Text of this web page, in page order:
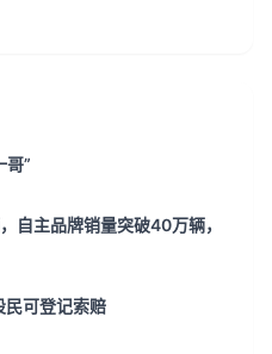
哥”
自主品牌销量突破40万辆，
民可登记索赔